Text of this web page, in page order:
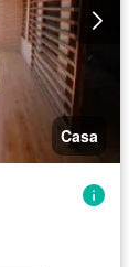
Casa